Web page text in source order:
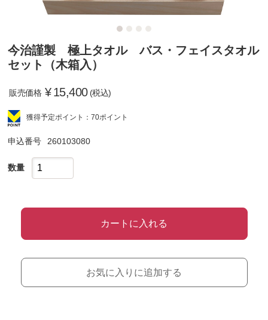
今治謹製 極上タオル バス・フェイスタオル
セット（木箱入）
販売価格 ¥15,400 (税込)
獲得予定ポイント：70ポイント
申込番号 260103080
数量
カートに入れる
お気に入りに追加する